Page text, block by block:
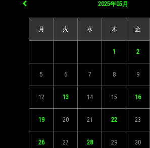
2025年05月
月 火 水 木 金
1 2
5 6 7 8 9
12 13 14 15 16
19 20 21 22 23
26 27 28 29 30